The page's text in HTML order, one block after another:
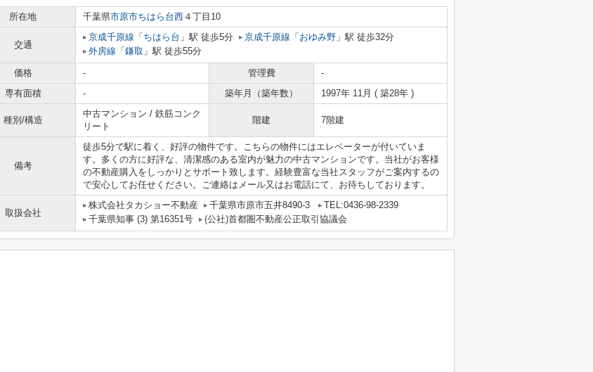
所在地 千葉県市原市ちはら台西 ４丁目10
交通
京成千原線 「 ちはら台 」駅 徒歩5分 京成千原線 「 おゆみ野 」駅 徒歩32分
外房線 「 鎌取 」駅 徒歩55分
価格 - 管理費
-
専有面積
- 築年月（築年数） 1997年 11月 ( 築28年 )
種別/構造
中古マンション / 鉄筋コンク
リート
階建 7階建
備考
徒歩5分で駅に着く、好評の物件です。こちらの物件にはエレベーターが付いていま
す。多くの方に好評な、清潔感のある室内が魅力の中古マンションです。当社がお客様
の不動産購入をしっかりとサポート致します。経験豊富な当社スタッフがご案内するの
で安心してお任せください。ご連絡はメール又はお電話にて、お待ちしております。
取扱会社
株式会社タカショー不動産 千葉県市原市五井8490-3
TEL:0436-98-2339
千葉県知事 (3) 第16351号
(公社)首都圏不動産公正取引協議会